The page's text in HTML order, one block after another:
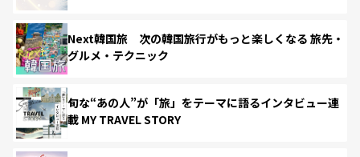
Next韓国旅 次の韓国旅行がもっと楽しくなる 旅先・
グルメ・テクニック
旬な“あの人”が「旅」をテーマに語るインタビュー連
載 MY TRAVEL STORY